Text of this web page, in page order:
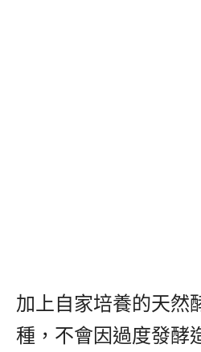
加上自家培養的天然
種，不會因過度發酵